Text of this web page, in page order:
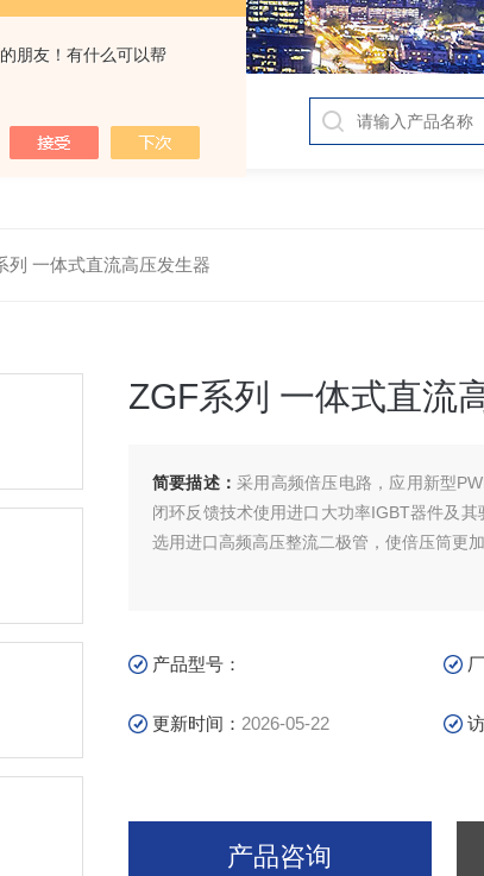
朋友！有什么可以帮
列 一体式直流高压发生器
ZGF系列 一体式直流
简要描述： 采用高频倍压电路，应用新型
闭环反馈技术使用进口大功率IGBT器件及
选用进口高频高压整流二极管，使倍压筒更
产品型号：
更新时间： 2026-05-22
产品咨询